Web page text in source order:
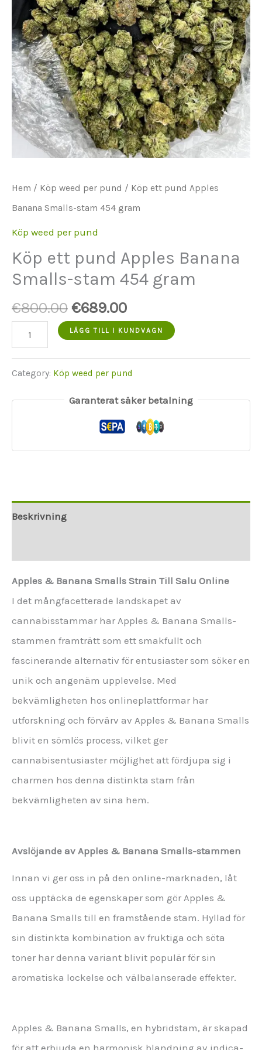
Hem / Köp weed per pund / Köp ett pund Apples
Banana Smalls-stam 454 gram
Köp weed per pund
Köp ett pund Apples Banana
Smalls-stam 454 gram
€800.00 Ursprungspriset
var:
€689.00Aktuellt
pris
€689.00.
BUY
ONE
POUND
strain
LÄGG TILL I KUNDVAGN
Category: Köp weed per pund
Garanterat säker betalning
Beskrivning
Apples & Banana Smalls Strain Till Salu Online
I det mångfacetterade landskapet av
cannabisstammar har Apples & Banana Smalls-
stammen framträtt som ett smakfullt och
fascinerande alternativ för entusiaster som söker en
unik och angenäm upplevelse. Med
bekvämligheten hos onlineplattformar har
utforskning och förvärv av Apples & Banana Smalls
blivit en sömlös process, vilket ger
cannabisentusiaster möjlighet att fördjupa sig i
charmen hos denna distinkta stam från
bekvämligheten av sina hem.
Avslöjande av Apples & Banana Smalls-stammen
Innan vi ger oss in på den online-marknaden, låt
oss upptäcka de egenskaper som gör Apples &
Banana Smalls till en framstående stam. Hyllad för
sin distinkta kombination av fruktiga och söta
toner har denna variant blivit populär för sin
aromatiska lockelse och välbalanserade effekter.
Apples & Banana Smalls, en hybridstam, är skapad
för att erbjuda en harmonisk blandning av indica-